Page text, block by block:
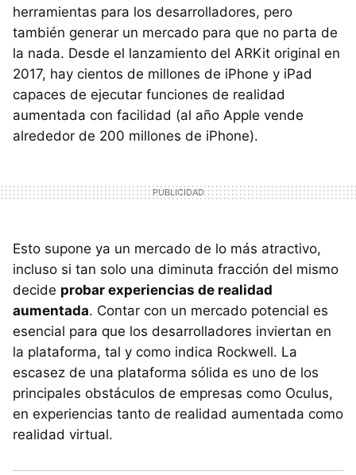
herramientas para los desarrolladores, pero
también generar un mercado para que no parta de
la nada. Desde el lanzamiento del ARKit original en
2017, hay cientos de millones de iPhone y iPad
capaces de ejecutar funciones de realidad
aumentada con facilidad (al año Apple vende
alrededor de 200 millones de iPhone).
Esto supone ya un mercado de lo más atractivo,
incluso si tan solo una diminuta fracción del mismo
decide probar experiencias de realidad
aumentada. Contar con un mercado potencial es
esencial para que los desarrolladores inviertan en
la plataforma, tal y como indica Rockwell. La
escasez de una plataforma sólida es uno de los
principales obstáculos de empresas como Oculus,
en experiencias tanto de realidad aumentada como
realidad virtual.